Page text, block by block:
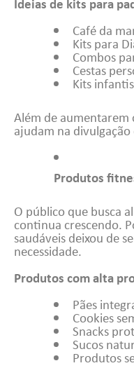
Ideias de kits para
Café da
Kits para
Combos
Cestas
Kits
Além de aumentarem
ajudam na divulgação
Produtos
O público que busca
continua crescendo.
saudáveis deixou de
necessidade.
Produtos com alta
Pães
Cookies
Snacks
Sucos
Produtos